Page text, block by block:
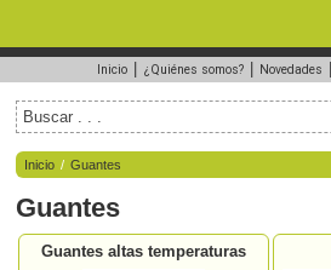
Inicio ¿Quiénes somos? Novedades
Inicio / Guantes
Guantes
Guantes altas temperaturas